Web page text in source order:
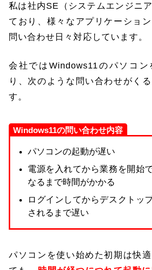
私は社内SE（システムエンジニ
ており、様々なアプリケーショ
問い合わせ日々対応しています。
会社ではWindows11のパソコン
り、次のような問い合わせがく
す。
Windows11の問い合わせ内容
パソコンの起動が遅い
電源を入れてから業務を開始
なるまで時間がかかる
ログインしてからデスクトッ
されるまで遅い
パソコンを使い始めた初期は快